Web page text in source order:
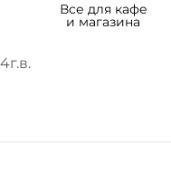
Все для кафе
и магазина